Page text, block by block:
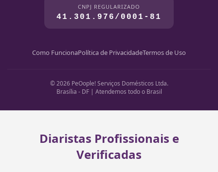
CNPJ REGULARIZADO
41.301.976/0001-81
Como FuncionaPolítica de PrivacidadeTermos de Uso
© 2026 PeOople! Serviços Domésticos Ltda.
Brasília - DF | Atendemos todo o Brasil
Diaristas Profissionais e
Verificadas